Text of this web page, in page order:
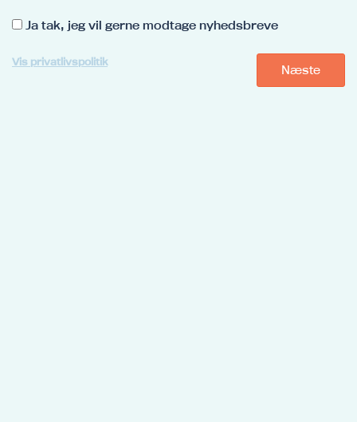
Ja tak, jeg vil gerne modtage nyhedsbreve
Vis privatlivspolitik